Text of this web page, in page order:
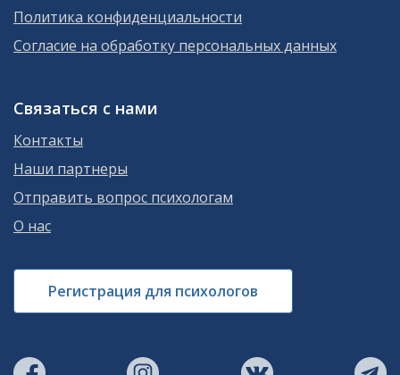
Политика конфиденциальности
Согласие на обработку персональных данных
Связаться с нами
Контакты
Наши партнеры
Отправить вопрос психологам
О нас
Регистрация для психологов